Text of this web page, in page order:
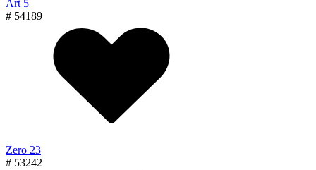
Art 5
# 54189
Zero 23
# 53242